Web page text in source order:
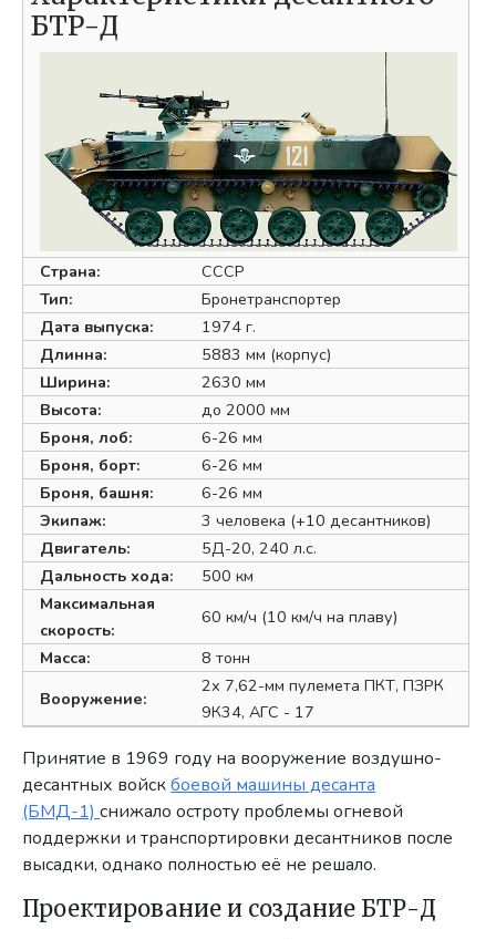
БТР-Д
Страна:
СССР
Тип:
Бронетранспортер
Дата выпуска:
1974 г.
Длинна:
5883 мм (корпус)
Ширина:
2630 мм
Высота:
до 2000 мм
Броня, лоб:
6-26 мм
Броня, борт:
6-26 мм
Броня, башня:
6-26 мм
Экипаж:
3 человека (+10 десантников)
Двигатель:
5Д-20, 240 л.с.
Дальность хода:
500 км
Максимальная
скорость:
60 км/ч (10 км/ч на плаву)
Масса:
8 тонн
Вооружение:
2х 7,62-мм пулемета ПКТ, ПЗРК
9К34, АГС - 17
Принятие в 1969 году на вооружение воздушно-
десантных войскбоевой машины десанта
(БМД-1)снижало остроту проблемы огневой
поддержки и транспортировки десантников после
высадки, однако полностью её не решало.
Проектирование и создание БТР-Д